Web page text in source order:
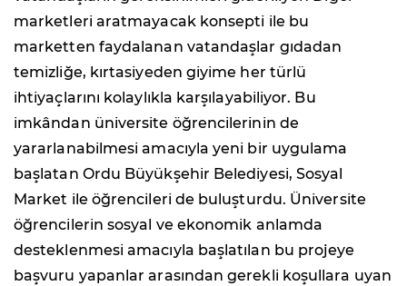
marketleri aratmayacak konsepti ile bu
marketten faydalanan vatandaşlar gıdadan
temizliğe, kırtasiyeden giyime her türlü
ihtiyaçlarını kolaylıkla karşılayabiliyor. Bu
imkândan üniversite öğrencilerinin de
yararlanabilmesi amacıyla yeni bir uygulama
başlatan Ordu Büyükşehir Belediyesi, Sosyal
Market ile öğrencileri de buluşturdu. Üniversite
öğrencilerin sosyal ve ekonomik anlamda
desteklenmesi amacıyla başlatılan bu projeye
başvuru yapanlar arasından gerekli koşullara uyan